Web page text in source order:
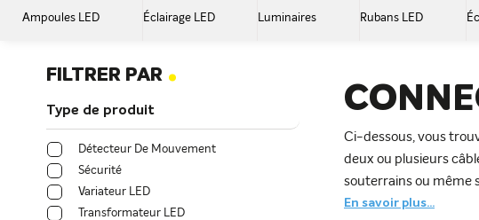
Ampoules LED Éclairage LED Luminaires Rubans LED
Ci-dessous, vous
deux ou plusieurs
souterrains ou même
En savoir plus...
FILTRER PAR .
Type de produit
Détecteur De Mouvement
Sécurité
Variateur LED
Transformateur LED